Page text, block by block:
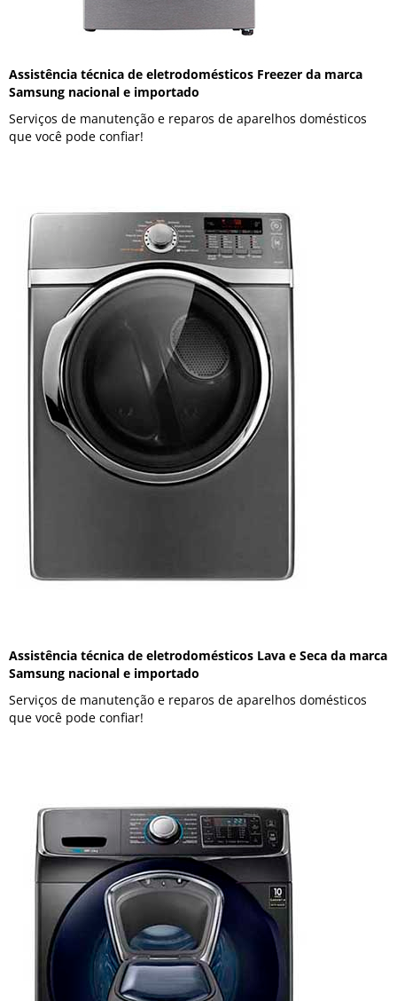
Assistência técnica de eletrodomésticos Freezer da marca
Samsung nacional e importado
Serviços de manutenção e reparos de aparelhos domésticos
que você pode confiar!
Assistência técnica de eletrodomésticos Lava e Seca da marca
Samsung nacional e importado
Serviços de manutenção e reparos de aparelhos domésticos
que você pode confiar!